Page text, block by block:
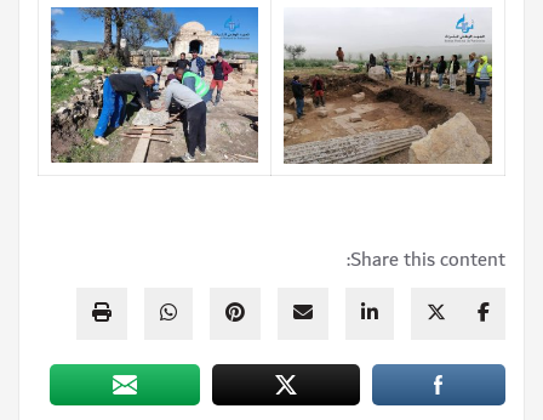
Share this content: